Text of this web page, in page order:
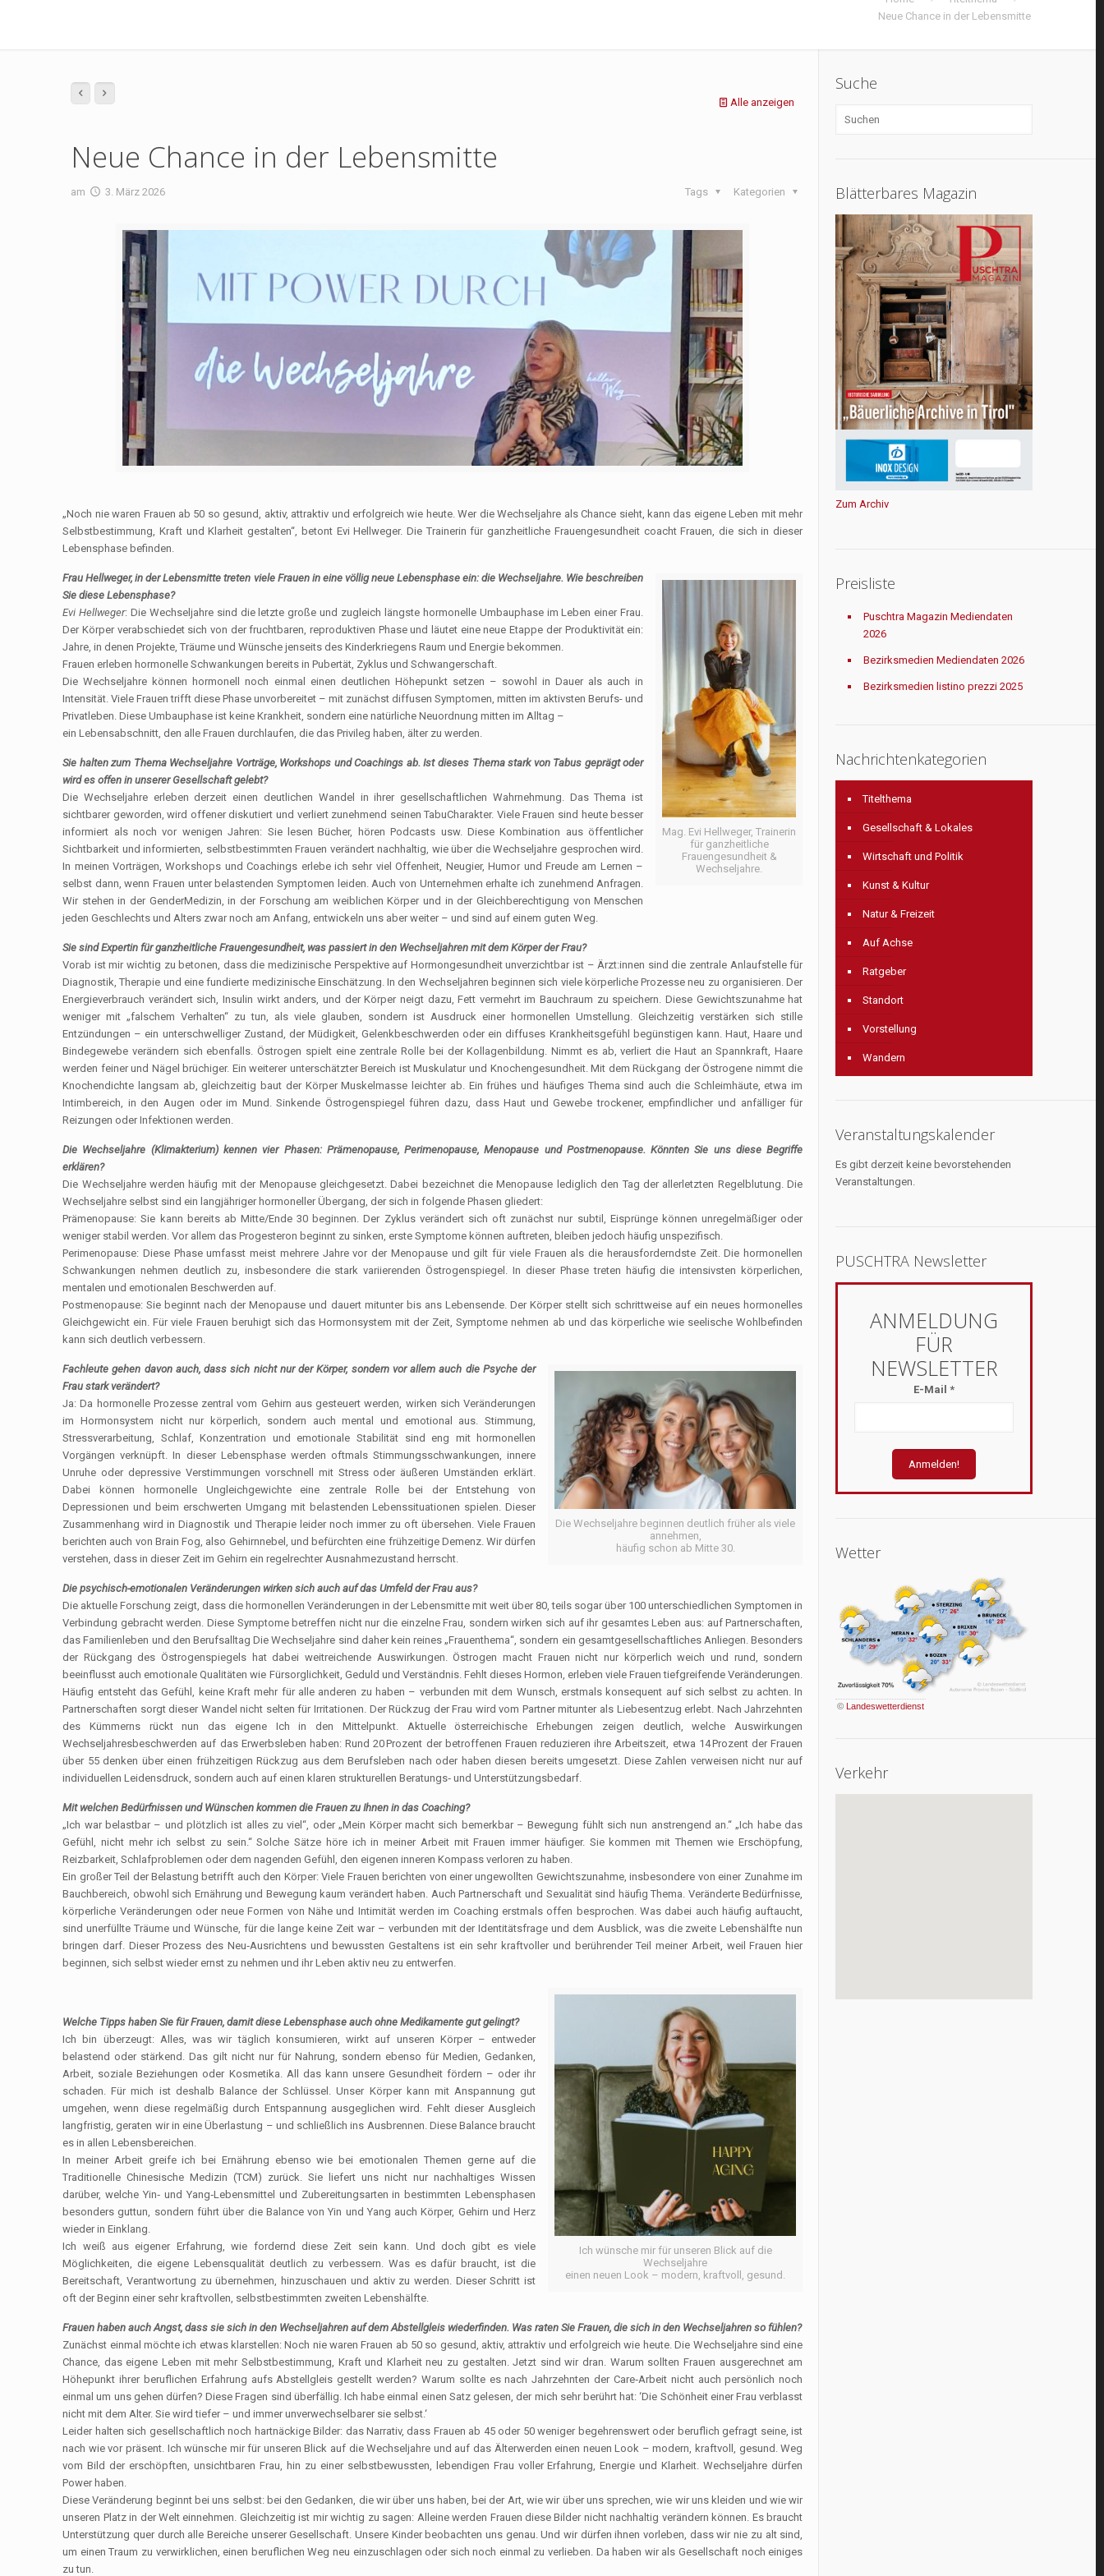
Neue Chance in der Lebensmitte
Alle anzeigen
Neue Chance in der Lebensmitte
am 3. März 2026 Kategorien
Tags
„Noch nie waren Frauen ab 50 so gesund, aktiv, attraktiv und erfolgreich wie heute. Wer die Wechseljahre als Chance sieht, kann das eigene Leben mit mehr
Selbstbestimmung, Kraft und Klarheit gestalten“, betont Evi Hellweger. Die Trainerin für ganzheitliche Frauengesundheit coacht Frauen, die sich in dieser
Lebensphase befinden.
Mag. Evi Hellweger, Trainerin
für ganzheitliche
Frauengesundheit &
Wechseljahre.
Frau Hellweger, in der Lebensmitte treten viele Frauen in eine völlig neue Lebensphase ein: die Wechseljahre. Wie beschreiben
Sie diese Lebensphase?
Evi Hellweger: Die Wechseljahre sind die letzte große und zugleich längste hormonelle Umbauphase im Leben einer Frau.
Der Körper verabschiedet sich von der fruchtbaren, reproduktiven Phase und läutet eine neue Etappe der Produktivität ein:
Jahre, in denen Projekte, Träume und Wünsche jenseits des Kinderkriegens Raum und Energie bekommen.
Frauen erleben hormonelle Schwankungen bereits in Pubertät, Zyklus und Schwangerschaft.
Die Wechseljahre können hormonell noch einmal einen deutlichen Höhepunkt setzen – sowohl in Dauer als auch in
Intensität. Viele Frauen trifft diese Phase unvorbereitet – mit zunächst diffusen Symptomen, mitten im aktivsten Berufs- und
Privatleben. Diese Umbauphase ist keine Krankheit, sondern eine natürliche Neuordnung mitten im Alltag –
ein Lebensabschnitt, den alle Frauen durchlaufen, die das Privileg haben, älter zu werden.
Sie halten zum Thema Wechseljahre Vorträge, Workshops und Coachings ab. Ist dieses Thema stark von Tabus geprägt oder
wird es offen in unserer Gesellschaft gelebt?
Die Wechseljahre erleben derzeit einen deutlichen Wandel in ihrer gesellschaftlichen Wahrnehmung. Das Thema ist
sichtbarer geworden, wird offener diskutiert und verliert zunehmend seinen TabuCharakter. Viele Frauen sind heute besser
informiert als noch vor wenigen Jahren: Sie lesen Bücher, hören Podcasts usw. Diese Kombination aus öffentlicher
Sichtbarkeit und informierten, selbstbestimmten Frauen verändert nachhaltig, wie über die Wechseljahre gesprochen wird.
In meinen Vorträgen, Workshops und Coachings erlebe ich sehr viel Offenheit, Neugier, Humor und Freude am Lernen –
selbst dann, wenn Frauen unter belastenden Symptomen leiden. Auch von Unternehmen erhalte ich zunehmend Anfragen.
Wir stehen in der GenderMedizin, in der Forschung am weiblichen Körper und in der Gleichberechtigung von Menschen
jeden Geschlechts und Alters zwar noch am Anfang, entwickeln uns aber weiter – und sind auf einem guten Weg.
Sie sind Expertin für ganzheitliche Frauengesundheit, was passiert in den Wechseljahren mit dem Körper der Frau?
Vorab ist mir wichtig zu betonen, dass die medizinische Perspektive auf Hormongesundheit unverzichtbar ist – Ärzt:innen sind die zentrale Anlaufstelle für
Diagnostik, Therapie und eine fundierte medizinische Einschätzung. In den Wechseljahren beginnen sich viele körperliche Prozesse neu zu organisieren. Der
Energieverbrauch verändert sich, Insulin wirkt anders, und der Körper neigt dazu, Fett vermehrt im Bauchraum zu speichern. Diese Gewichtszunahme hat
weniger mit „falschem Verhalten“ zu tun, als viele glauben, sondern ist Ausdruck einer hormonellen Umstellung. Gleichzeitig verstärken sich stille
Entzündungen – ein unterschwelliger Zustand, der Müdigkeit, Gelenkbeschwerden oder ein diffuses Krankheitsgefühl begünstigen kann. Haut, Haare und
Bindegewebe verändern sich ebenfalls. Östrogen spielt eine zentrale Rolle bei der Kollagenbildung. Nimmt es ab, verliert die Haut an Spannkraft, Haare
werden feiner und Nägel brüchiger. Ein weiterer unterschätzter Bereich ist Muskulatur und Knochengesundheit. Mit dem Rückgang der Östrogene nimmt die
Knochendichte langsam ab, gleichzeitig baut der Körper Muskelmasse leichter ab. Ein frühes und häufiges Thema sind auch die Schleimhäute, etwa im
Intimbereich, in den Augen oder im Mund. Sinkende Östrogenspiegel führen dazu, dass Haut und Gewebe trockener, empfindlicher und anfälliger für
Reizungen oder Infektionen werden.
Die Wechseljahre (Klimakterium) kennen vier Phasen: Prämenopause, Perimenopause, Menopause und Postmenopause. Könnten Sie uns diese Begriffe
erklären?
Die Wechseljahre werden häufig mit der Menopause gleichgesetzt. Dabei bezeichnet die Menopause lediglich den Tag der allerletzten Regelblutung. Die
Wechseljahre selbst sind ein langjähriger hormoneller Übergang, der sich in folgende Phasen gliedert:
Prämenopause: Sie kann bereits ab Mitte/Ende 30 beginnen. Der Zyklus verändert sich oft zunächst nur subtil, Eisprünge können unregelmäßiger oder
weniger stabil werden. Vor allem das Progesteron beginnt zu sinken, erste Symptome können auftreten, bleiben jedoch häufig unspezifisch.
Perimenopause: Diese Phase umfasst meist mehrere Jahre vor der Menopause und gilt für viele Frauen als die herausforderndste Zeit. Die hormonellen
Schwankungen nehmen deutlich zu, insbesondere die stark variierenden Östrogenspiegel. In dieser Phase treten häufig die intensivsten körperlichen,
mentalen und emotionalen Beschwerden auf.
Postmenopause: Sie beginnt nach der Menopause und dauert mitunter bis ans Lebensende. Der Körper stellt sich schrittweise auf ein neues hormonelles
Gleichgewicht ein. Für viele Frauen beruhigt sich das Hormonsystem mit der Zeit, Symptome nehmen ab und das körperliche wie seelische Wohlbefinden
kann sich deutlich verbessern.
Die Wechseljahre beginnen deutlich früher als viele
annehmen,
häufig schon ab Mitte 30.
Fachleute gehen davon auch, dass sich nicht nur der Körper, sondern vor allem auch die Psyche der
Frau stark verändert?
Ja: Da hormonelle Prozesse zentral vom Gehirn aus gesteuert werden, wirken sich Veränderungen
im Hormonsystem nicht nur körperlich, sondern auch mental und emotional aus. Stimmung,
Stressverarbeitung, Schlaf, Konzentration und emotionale Stabilität sind eng mit hormonellen
Vorgängen verknüpft. In dieser Lebensphase werden oftmals Stimmungsschwankungen, innere
Unruhe oder depressive Verstimmungen vorschnell mit Stress oder äußeren Umständen erklärt.
Dabei können hormonelle Ungleichgewichte eine zentrale Rolle bei der Entstehung von
Depressionen und beim erschwerten Umgang mit belastenden Lebenssituationen spielen. Dieser
Zusammenhang wird in Diagnostik und Therapie leider noch immer zu oft übersehen. Viele Frauen
berichten auch von Brain Fog, also Gehirnnebel, und befürchten eine frühzeitige Demenz. Wir dürfen
verstehen, dass in dieser Zeit im Gehirn ein regelrechter Ausnahmezustand herrscht.
Die psychisch-emotionalen Veränderungen wirken sich auch auf das Umfeld der Frau aus?
Die aktuelle Forschung zeigt, dass die hormonellen Veränderungen in der Lebensmitte mit weit über 80, teils sogar über 100 unterschiedlichen Symptomen in
Verbindung gebracht werden. Diese Symptome betreffen nicht nur die einzelne Frau, sondern wirken sich auf ihr gesamtes Leben aus: auf Partnerschaften,
das Familienleben und den Berufsalltag Die Wechseljahre sind daher kein reines „Frauenthema“, sondern ein gesamtgesellschaftliches Anliegen. Besonders
der Rückgang des Östrogenspiegels hat dabei weitreichende Auswirkungen. Östrogen macht Frauen nicht nur körperlich weich und rund, sondern
beeinflusst auch emotionale Qualitäten wie Fürsorglichkeit, Geduld und Verständnis. Fehlt dieses Hormon, erleben viele Frauen tiefgreifende Veränderungen.
Häufig entsteht das Gefühl, keine Kraft mehr für alle anderen zu haben – verbunden mit dem Wunsch, erstmals konsequent auf sich selbst zu achten. In
Partnerschaften sorgt dieser Wandel nicht selten für Irritationen. Der Rückzug der Frau wird vom Partner mitunter als Liebesentzug erlebt. Nach Jahrzehnten
des Kümmerns rückt nun das eigene Ich in den Mittelpunkt. Aktuelle österreichische Erhebungen zeigen deutlich, welche Auswirkungen
Wechseljahresbeschwerden auf das Erwerbsleben haben: Rund 20 Prozent der betroffenen Frauen reduzieren ihre Arbeitszeit, etwa 14 Prozent der Frauen
über 55 denken über einen frühzeitigen Rückzug aus dem Berufsleben nach oder haben diesen bereits umgesetzt. Diese Zahlen verweisen nicht nur auf
individuellen Leidensdruck, sondern auch auf einen klaren strukturellen Beratungs‑ und Unterstützungsbedarf.
Mit welchen Bedürfnissen und Wünschen kommen die Frauen zu Ihnen in das Coaching?
„Ich war belastbar – und plötzlich ist alles zu viel“, oder „Mein Körper macht sich bemerkbar – Bewegung fühlt sich nun anstrengend an.“ „Ich habe das
Gefühl, nicht mehr ich selbst zu sein.“ Solche Sätze höre ich in meiner Arbeit mit Frauen immer häufiger. Sie kommen mit Themen wie Erschöpfung,
Reizbarkeit, Schlafproblemen oder dem nagenden Gefühl, den eigenen inneren Kompass verloren zu haben.
Ein großer Teil der Belastung betrifft auch den Körper: Viele Frauen berichten von einer ungewollten Gewichtszunahme, insbesondere von einer Zunahme im
Bauchbereich, obwohl sich Ernährung und Bewegung kaum verändert haben. Auch Partnerschaft und Sexualität sind häufig Thema. Veränderte Bedürfnisse,
körperliche Veränderungen oder neue Formen von Nähe und Intimität werden im Coaching erstmals offen besprochen. Was dabei auch häufig auftaucht,
sind unerfüllte Träume und Wünsche, für die lange keine Zeit war – verbunden mit der Identitätsfrage und dem Ausblick, was die zweite Lebenshälfte nun
bringen darf. Dieser Prozess des Neu‑Ausrichtens und bewussten Gestaltens ist ein sehr kraftvoller und berührender Teil meiner Arbeit, weil Frauen hier
beginnen, sich selbst wieder ernst zu nehmen und ihr Leben aktiv neu zu entwerfen.
Ich wünsche mir für unseren Blick auf die
Wechseljahre
einen neuen Look – modern, kraftvoll, gesund.
Welche Tipps haben Sie für Frauen, damit diese Lebensphase auch ohne Medikamente gut gelingt?
Ich bin überzeugt: Alles, was wir täglich konsumieren, wirkt auf unseren Körper – entweder
belastend oder stärkend. Das gilt nicht nur für Nahrung, sondern ebenso für Medien, Gedanken,
Arbeit, soziale Beziehungen oder Kosmetika. All das kann unsere Gesundheit fördern – oder ihr
schaden. Für mich ist deshalb Balance der Schlüssel. Unser Körper kann mit Anspannung gut
umgehen, wenn diese regelmäßig durch Entspannung ausgeglichen wird. Fehlt dieser Ausgleich
langfristig, geraten wir in eine Überlastung – und schließlich ins Ausbrennen. Diese Balance braucht
es in allen Lebensbereichen.
In meiner Arbeit greife ich bei Ernährung ebenso wie bei emotionalen Themen gerne auf die
Traditionelle Chinesische Medizin (TCM) zurück. Sie liefert uns nicht nur nachhaltiges Wissen
darüber, welche Yin‑ und Yang‑Lebensmittel und Zubereitungsarten in bestimmten Lebensphasen
besonders guttun, sondern führt über die Balance von Yin und Yang auch Körper, Gehirn und Herz
wieder in Einklang.
Ich weiß aus eigener Erfahrung, wie fordernd diese Zeit sein kann. Und doch gibt es viele
Möglichkeiten, die eigene Lebensqualität deutlich zu verbessern. Was es dafür braucht, ist die
Bereitschaft, Verantwortung zu übernehmen, hinzuschauen und aktiv zu werden. Dieser Schritt ist
oft der Beginn einer sehr kraftvollen, selbstbestimmten zweiten Lebenshälfte.
Frauen haben auch Angst, dass sie sich in den Wechseljahren auf dem Abstellgleis wiederfinden. Was raten Sie Frauen, die sich in den Wechseljahren so fühlen?
Zunächst einmal möchte ich etwas klarstellen: Noch nie waren Frauen ab 50 so gesund, aktiv, attraktiv und erfolgreich wie heute. Die Wechseljahre sind eine
Chance, das eigene Leben mit mehr Selbstbestimmung, Kraft und Klarheit neu zu gestalten. Jetzt sind wir dran. Warum sollten Frauen ausgerechnet am
Höhepunkt ihrer beruflichen Erfahrung aufs Abstellgleis gestellt werden? Warum sollte es nach Jahrzehnten der Care‑Arbeit nicht auch persönlich noch
einmal um uns gehen dürfen? Diese Fragen sind überfällig. Ich habe einmal einen Satz gelesen, der mich sehr berührt hat: ‘Die Schönheit einer Frau verblasst
nicht mit dem Alter. Sie wird tiefer – und immer unverwechselbarer sie selbst.‘
Leider halten sich gesellschaftlich noch hartnäckige Bilder: das Narrativ, dass Frauen ab 45 oder 50 weniger begehrenswert oder beruflich gefragt seine, ist
nach wie vor präsent. Ich wünsche mir für unseren Blick auf die Wechseljahre und auf das Älterwerden einen neuen Look – modern, kraftvoll, gesund. Weg
vom Bild der erschöpften, unsichtbaren Frau, hin zu einer selbstbewussten, lebendigen Frau voller Erfahrung, Energie und Klarheit. Wechseljahre dürfen
Power haben.
Diese Veränderung beginnt bei uns selbst: bei den Gedanken, die wir über uns haben, bei der Art, wie wir über uns sprechen, wie wir uns kleiden und wie wir
unseren Platz in der Welt einnehmen. Gleichzeitig ist mir wichtig zu sagen: Alleine werden Frauen diese Bilder nicht nachhaltig verändern können. Es braucht
Unterstützung quer durch alle Bereiche unserer Gesellschaft. Unsere Kinder beobachten uns genau. Und wir dürfen ihnen vorleben, dass wir nie zu alt sind,
um einen Traum zu verwirklichen, einen beruflichen Weg neu einzuschlagen oder sich noch einmal zu verlieben. Da haben wir als Gesellschaft noch einiges
zu tun.
Suche
Blätterbares Magazin
Zum Archiv
Preisliste
Puschtra Magazin Mediendaten
2026
Bezirksmedien Mediendaten 2026
Bezirksmedien listino prezzi 2025
Nachrichtenkategorien
Titelthema
Gesellschaft & Lokales
Wirtschaft und Politik
Kunst & Kultur
Natur & Freizeit
Auf Achse
Ratgeber
Standort
Vorstellung
Wandern
Veranstaltungskalender
Es gibt derzeit keine bevorstehenden
Veranstaltungen.
PUSCHTRA Newsletter
E-Mail*
Wetter
© Landeswetterdienst
Verkehr